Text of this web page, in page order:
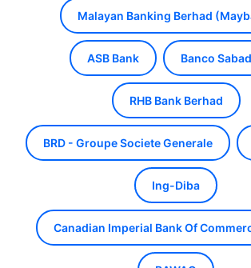
Malayan Banking Berhad
ASB Bank Banco
RHB Bank Berhad
BRD - Groupe Societe Generale
Ing-Diba
Canadian Imperial Bank Of